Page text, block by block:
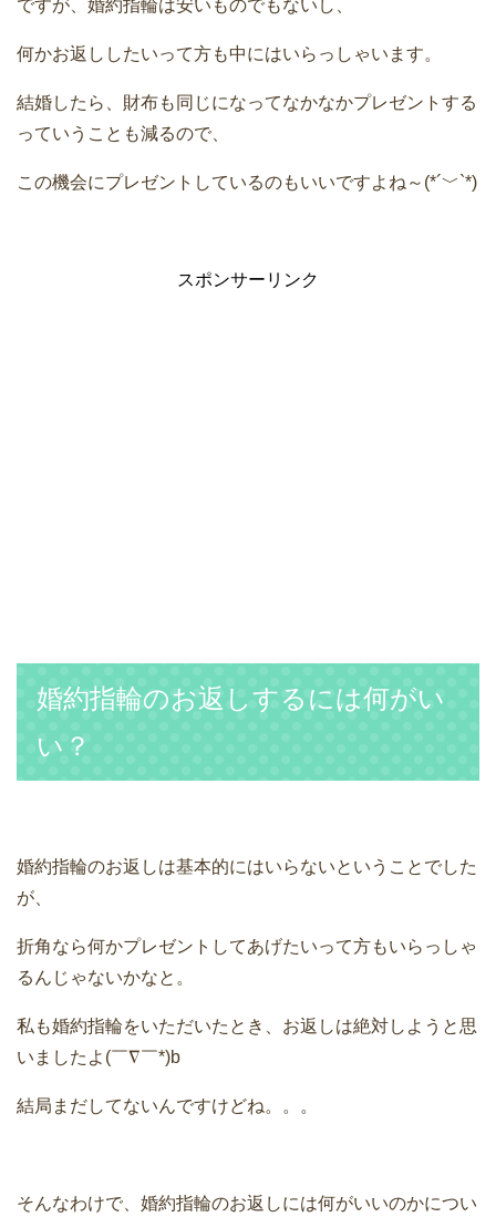
ですが、婚約指輪は安いものでもないし、
何かお返ししたいって方も中にはいらっしゃいます。
結婚したら、財布も同じになってなかなかプレゼントする
っていうことも減るので、
この機会にプレゼントしているのもいいですよね～(*´﹀`*)
スポンサーリンク
婚約指輪のお返しするには何がい
い？
婚約指輪のお返しは基本的にはいらないということでした
が、
折角なら何かプレゼントしてあげたいって方もいらっしゃ
るんじゃないかなと。
私も婚約指輪をいただいたとき、お返しは絶対しようと思
いましたよ(￣∇￣*)b
結局まだしてないんですけどね。。。
そんなわけで、婚約指輪のお返しには何がいいのかについ